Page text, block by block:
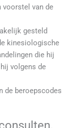
voorstel van de
gesteld
kinesiologische
die hij
volgens de
de beroepscodes